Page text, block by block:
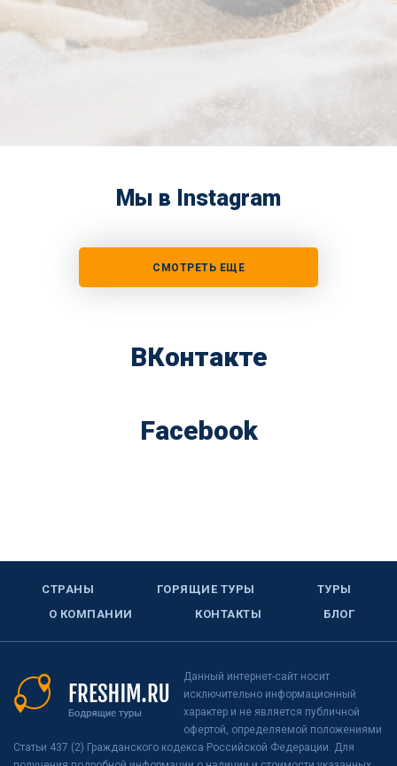
Мы в Instagram
СМОТРЕТЬ ЕЩЕ
ВКонтакте
Facebook
СТРАНЫ ГОРЯЩИЕ ТУРЫ
ТУРЫ
О КОМПАНИИ
КОНТАКТЫ БЛОГ
Данный интернет-сайт носит
исключительно информационный
характер и не является публичной
офертой, определяемой положениями
Статьи 437 (2) Гражданского кодекса Российской Федерации. Для